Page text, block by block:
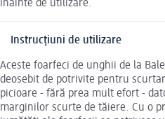
înainte de utilizare.
Instrucțiuni de utilizare
Aceste foarfeci de unghii de la
deosebit de potrivite pentru
picioare - fără prea mult efort -
marginilor scurte de tăiere. Cu o